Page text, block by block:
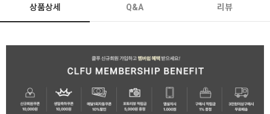
상품상세 Q&A 리뷰